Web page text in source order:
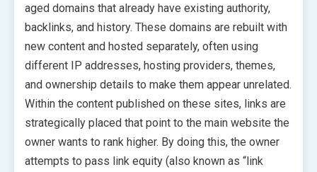
aged domains that already have existing authority,
backlinks, and history. These domains are rebuilt with
new content and hosted separately, often using
different IP addresses, hosting providers, themes,
and ownership details to make them appear unrelated.
Within the content published on these sites, links are
strategically placed that point to the main website the
owner wants to rank higher. By doing this, the owner
attempts to pass link equity (also known as “link